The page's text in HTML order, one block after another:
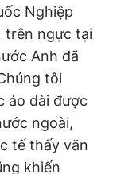
Nghiệp
trên ngực tại
Anh đã
tôi
áo dài được
ngoài,
tế thấy văn
khiến